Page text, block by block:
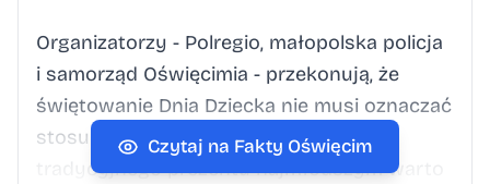
Organizatorzy - Polregio, małopolska policja
i samorząd Oświęcimia - przekonują, że
świętowanie Dnia Dziecka nie musi oznaczać
stosu nowych zabawek, a zamiast
tradycyjnego prezentu najmłodszym warto
Czytaj na Fakty Oświęcim